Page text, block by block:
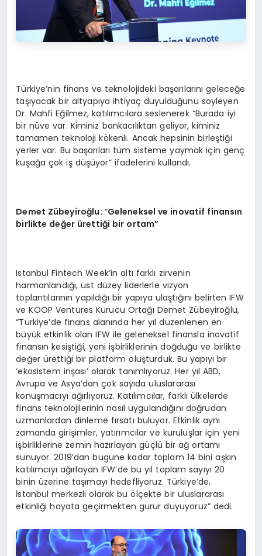
Türkiye’nin finans ve teknolojideki başarılarını geleceğe
taşıyacak bir altyapıya ihtiyaç duyulduğunu söyleyen
Dr. Mahfi Eğilmez, katılımcılara seslenerek “Burada iyi
bir nüve var. Kiminiz bankacılıktan geliyor, kiminiz
tamamen teknoloji kökenli. Ancak hepsinin birleştiği
yerler var. Bu başarıları tüm sisteme yaymak için genç
kuşağa çok iş düşüyor” ifadelerini kullandı.
Demet Zübeyiroğlu: “Geleneksel ve inovatif finansın
birlikte değer ürettiği bir ortam”
Istanbul Fintech Week’in altı farklı zirvenin
harmanlandığı, üst düzey liderlerle vizyon
toplantılarının yapıldığı bir yapıya ulaştığını belirten IFW
ve KOOP Ventures Kurucu Ortağı Demet Zübeyiroğlu,
“Türkiye’de finans alanında her yıl düzenlenen en
büyük etkinlik olan IFW ile geleneksel finansla inovatif
finansın kesiştiği, yeni işbirliklerinin doğduğu ve birlikte
değer ürettiği bir platform oluşturduk. Bu yapıyı bir
‘ekosistem inşası’ olarak tanımlıyoruz. Her yıl ABD,
Avrupa ve Asya’dan çok sayıda uluslararası
konuşmacıyı ağırlıyoruz. Katılımcılar, farklı ülkelerde
finans teknolojilerinin nasıl uygulandığını doğrudan
uzmanlardan dinleme fırsatı buluyor. Etkinlik aynı
zamanda girişimler, yatırımcılar ve kuruluşlar için yeni
işbirliklerine zemin hazırlayan güçlü bir ağ ortamı
sunuyor. 2019’dan bugüne kadar toplam 14 bini aşkın
katılımcıyı ağırlayan IFW’de bu yıl toplam sayıyı 20
binin üzerine taşımayı hedefliyoruz. Türkiye’de,
İstanbul merkezli olarak bu ölçekte bir uluslararası
etkinliği hayata geçirmekten gurur duyuyoruz” dedi.